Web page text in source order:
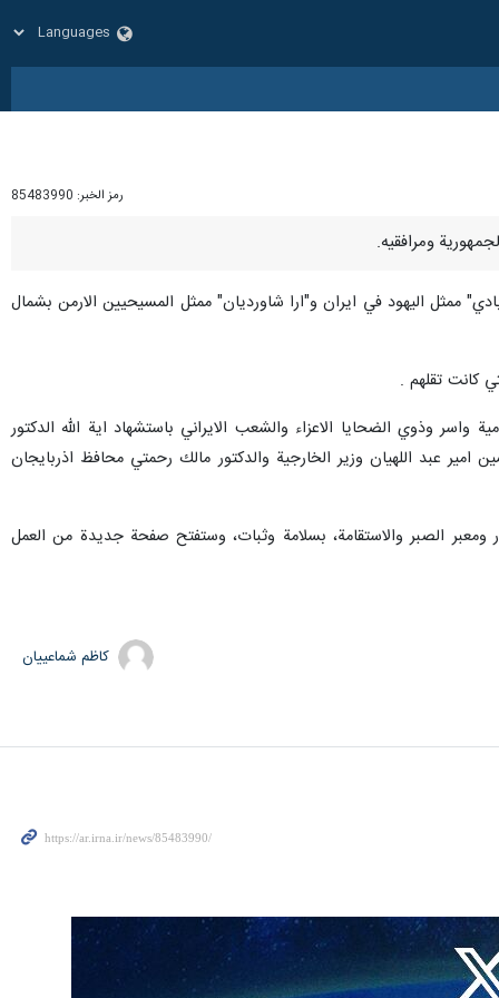
رمز الخبر: 85483990
ممثل اليهود في ايران و"ارا شاورديان" ممثل المسيحيين الارمن بشمال
كانت تقلهم .
وذوي الضحايا الاعزاء والشعب الايراني باستشهاد اية الله الدكتور
عبد اللهيان وزير الخارجية والدكتور مالك رحمتي محافظ اذربايجان
ومعبر الصبر والاستقامة، بسلامة وثبات، وستفتح صفحة جديدة من العمل
کاظم شماعییان